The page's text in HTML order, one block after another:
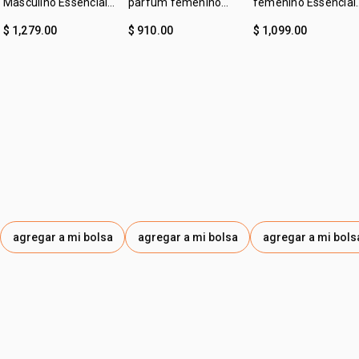
• subfamilia: dulce
• empaque sostenible
$ 1,279.00
agregar a mi bolsa
$ 910.00
agregar a mi bolsa
$ 1,099.00
agregar a mi